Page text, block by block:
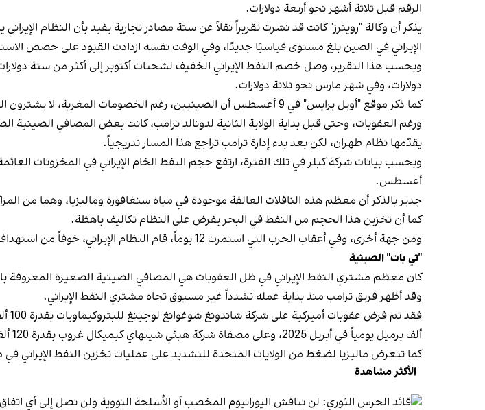
الرقم قبل ثلاثة أشهر نحو أربعة دولارات.
يذكر أن وكالة "رويترز" كانت قد نشرت تقريراً نقلاً عن ستة مصادر تجارية يفيد بأن النظام
الإيراني في الصين بلغ مستوى قياسيًا جديدًا، وفي الوقت نفسه ازدادت القيود على حصص
وبحسب هذا التقرير، وصل خصم النفط الإيراني الخفيف لشحنات أكتوبر إلى أكثر من ستة
دولارات، وفي شهر مارس نحو ثلاثة دولارات.
كما ذكر موقع "أويل برايس" في 9 أغسطس أن الصينيين، رغم الخصومات المغرية، لا يشترون النفط الإيراني، وقد تسبب ذلك في بقاء أكثر من 30 مليون برميل عالقة قرب ماليزيا.
ورغم العقوبات، وحتى قبل بداية الولاية الثانية لدونالد ترامب، كانت بعض المصافي الصينية
يقدّمها نظام طهران، لكن بعد بدء إدارة ترامب تراجع هذا المسار تدريجياً.
أغسطس.
جدير بالذكر أن معظم هذه الناقلات العالقة موجودة في مياه سنغافورة وماليزيا، وهما من
كما أن تخزين هذا الحجم من النفط في البحر يفرض على النظام تكاليف باهظة.
ومن جهة أخرى، وفي أعقاب الحرب التي استمرت 12 يوماً، قام النظام الإيراني، خوفاً من استهداف مخازن النفط، بنقل جزء كبير من النفط المخزّن إلى السفن.
"تي بات" الصينية
كان معظم مشتري النفط الإيراني في ظل العقوبات هي المصافي الصينية الصغيرة المعروفة
وقد أظهر فريق ترامب منذ بداية عمله تشدداً غير مسبوق تجاه مشتري النفط الإيراني.
ألف برميل يومياً في أبريل 2025، وعلى مصفاة شركة هبئي شينهاي كيميكال غروب بقدرة 120 ألف برميل يومياً في مايو 2025.
كما تتعرض ماليزيا لضغط من الولايات المتحدة للتشديد على عمليات تخزين النفط الإيراني في
الأكثر مشاهدة